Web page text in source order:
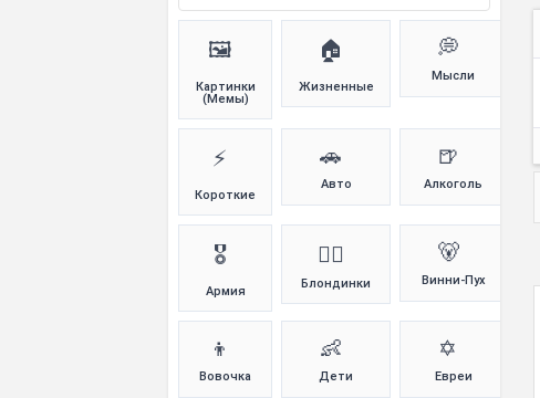
🖼️
Картинки
(Мемы)
🏠
Жизненные
💭
Мысли
⚡
Короткие
🚗
Авто
🍺
Алкоголь
🎖️
Армия
👱‍♀️
Блондинки
🐻
Винни-Пух
👦
Вовочка
👶
Дети
✡️
Евреи